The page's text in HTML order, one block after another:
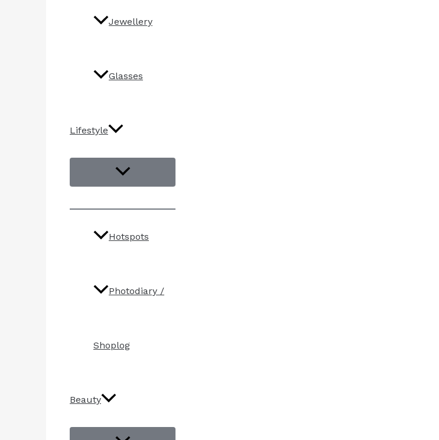
Jewellery
Glasses
Lifestyle
Hotspots
Photodiary /
Shoplog
Beauty